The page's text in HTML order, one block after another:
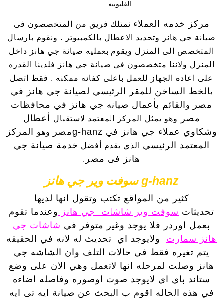
القليوبيه
مركز خدمه العملاء نمتلك فريق من المتخصصون فى
صيانة جي هانز وتحديد الاعطال بالكمبيوتر . ونقوم بارسال
المتخصص الى المنزل ويقوم بعمليه صيانة جي هانز داخل
المنزل ولاننا متخصصون فى صيانة جي هانز فلدينا القدره
على اعاده الجهاز للعمل باعلى كفائه ممكنه . فقط اتصل
بالخط الساخن للمقر الرئيسي لصيانة جي هانز في
مصر
والقائم بأعمال صيانه جي هانز في محافظات
مصر
وهو يمثل المركز المعتمد لاستقبال أعطال
وشكاوي عملاء جي هانز في g-hanzمصر
وهو المركز
المعتمد الرئيسي الذي يقدم أفضل خدمة صيانة جي
هانز فى مصر .
g-hanz سوفت وير جي هانز
كثير من المواقع تكتب وتقول انها لديها
تحديثات سوفت وير شاشات جي هانز وعندما تقوم
بعمل اوردر فلا يوجد وغير متوفر في شاشات جي
هانز سمارت ولايوجد اي تحديث له لانه في الحقيقه
يتم تغيره فقط في حالات التلف وان الشاشه جي
هانز وصلت لمرحله انها لاتعمل وهي الان على وضع
ستاند باي اي لايوجد صوت اوصوره وفاصله اضاءه
في هذه الحاله اقوم ب البحث عن صيانة ايه تى ايه